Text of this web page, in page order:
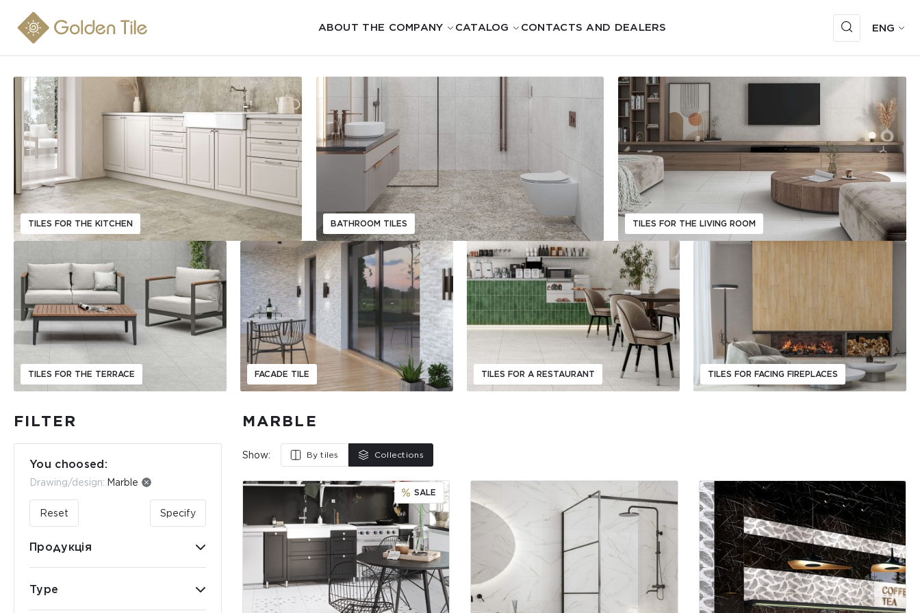
ABOUT THE COMPANY CATALOG CONTACTS AND DEALERS ENG
TILES FOR THE KITCHEN BATHROOM TILES TILES FOR THE LIVING ROOM
TILES FOR THE TERRACE FACADE TILE TILES FOR A RESTAURANT TILES FOR FACING FIREPLACES
FILTER
You choosed:
Drawing/design: Marble
Reset Specify
Продукція
Type
MARBLE
Show: By tiles Collections
SALE